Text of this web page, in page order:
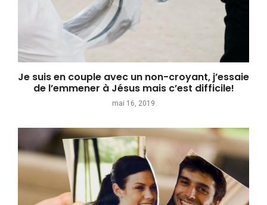
Je suis en couple avec un non-croyant, j’essaie
de l’emmener à Jésus mais c’est difficile!
mai 16, 2019